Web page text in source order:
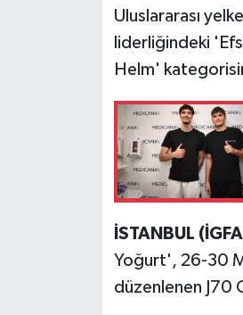
Uluslararası
liderliğindeki
Helm'
İSTANBUL
Yoğurt', 26-30
düzenlenen J70